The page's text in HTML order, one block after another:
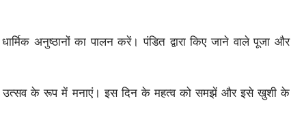
अनुष्ठानों का पालन करें। पंडित द्वारा किए जाने वाले पूजा और
उत्सव के रूप में मनाएं। इस दिन के महत्व को समझें और इसे खुशी के